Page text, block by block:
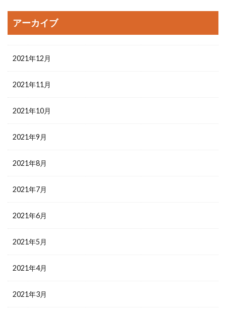
アーカイブ
2021年12月
2021年11月
2021年10月
2021年9月
2021年8月
2021年7月
2021年6月
2021年5月
2021年4月
2021年3月